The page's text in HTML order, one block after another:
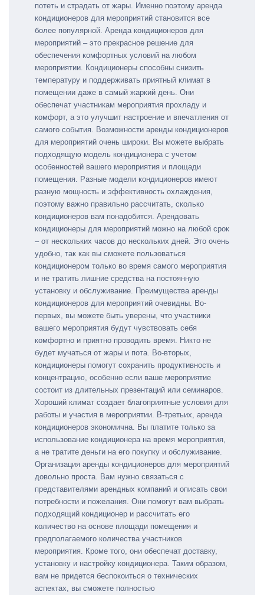
потеть и страдать от жары. Именно поэтому аренда
кондиционеров для мероприятий становится все
более популярной. Аренда кондиционеров для
мероприятий – это прекрасное решение для
обеспечения комфортных условий на любом
мероприятии. Кондиционеры способны снизить
температуру и поддерживать приятный климат в
помещении даже в самый жаркий день. Они
обеспечат участникам мероприятия прохладу и
комфорт, а это улучшит настроение и впечатления от
самого события. Возможности аренды кондиционеров
для мероприятий очень широки. Вы можете выбрать
подходящую модель кондиционера с учетом
особенностей вашего мероприятия и площади
помещения. Разные модели кондиционеров имеют
разную мощность и эффективность охлаждения,
поэтому важно правильно рассчитать, сколько
кондиционеров вам понадобится. Арендовать
кондиционеры для мероприятий можно на любой срок
– от нескольких часов до нескольких дней. Это очень
удобно, так как вы сможете пользоваться
кондиционером только во время самого мероприятия
и не тратить лишние средства на постоянную
установку и обслуживание. Преимущества аренды
кондиционеров для мероприятий очевидны. Во-
первых, вы можете быть уверены, что участники
вашего мероприятия будут чувствовать себя
комфортно и приятно проводить время. Никто не
будет мучаться от жары и пота. Во-вторых,
кондиционеры помогут сохранить продуктивность и
концентрацию, особенно если ваше мероприятие
состоит из длительных презентаций или семинаров.
Хороший климат создает благоприятные условия для
работы и участия в мероприятии. В-третьих, аренда
кондиционеров экономична. Вы платите только за
использование кондиционера на время мероприятия,
а не тратите деньги на его покупку и обслуживание.
Организация аренды кондиционеров для мероприятий
довольно проста. Вам нужно связаться с
представителями арендных компаний и описать свои
потребности и пожелания. Они помогут вам выбрать
подходящий кондиционер и рассчитать его
количество на основе площади помещения и
предполагаемого количества участников
мероприятия. Кроме того, они обеспечат доставку,
установку и настройку кондиционера. Таким образом,
вам не придется беспокоиться о технических
аспектах, вы сможете полностью